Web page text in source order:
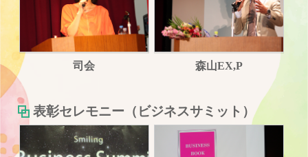
司会 森山EX,P
表彰セレモニー（ビジネスサミット）